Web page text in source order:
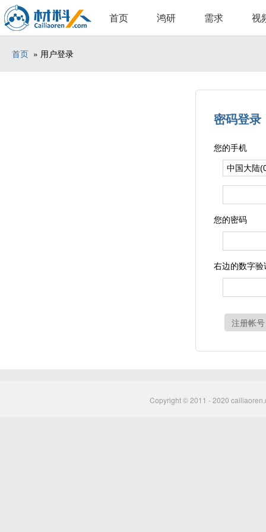
首页 鸿研 需求 视
首页 » 用户登录
密码登录
您的手机
您的密码
右边的数字验
注册帐号
Copyright © 2011 - 2020